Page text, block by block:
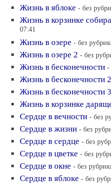
Жизнь в яблоке - без
Жизнь в корзинке
07:41
Жизнь в озере - без
Жизнь в озере 2 - без
Жизнь в бесконечности -
Жизнь в бесконечности 2
Жизнь в бесконечности 3
Жизнь в корзинке
Сердце в вечности - без
Сердце в жизни - без
Сердце в сердце - без
Сердце в цветке - без
Сердце в окне - без
Сердце в яблоке - без